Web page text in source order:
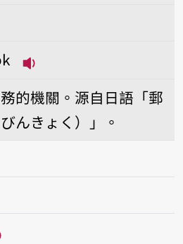
的機關。源自日語「郵
んきょく）」。